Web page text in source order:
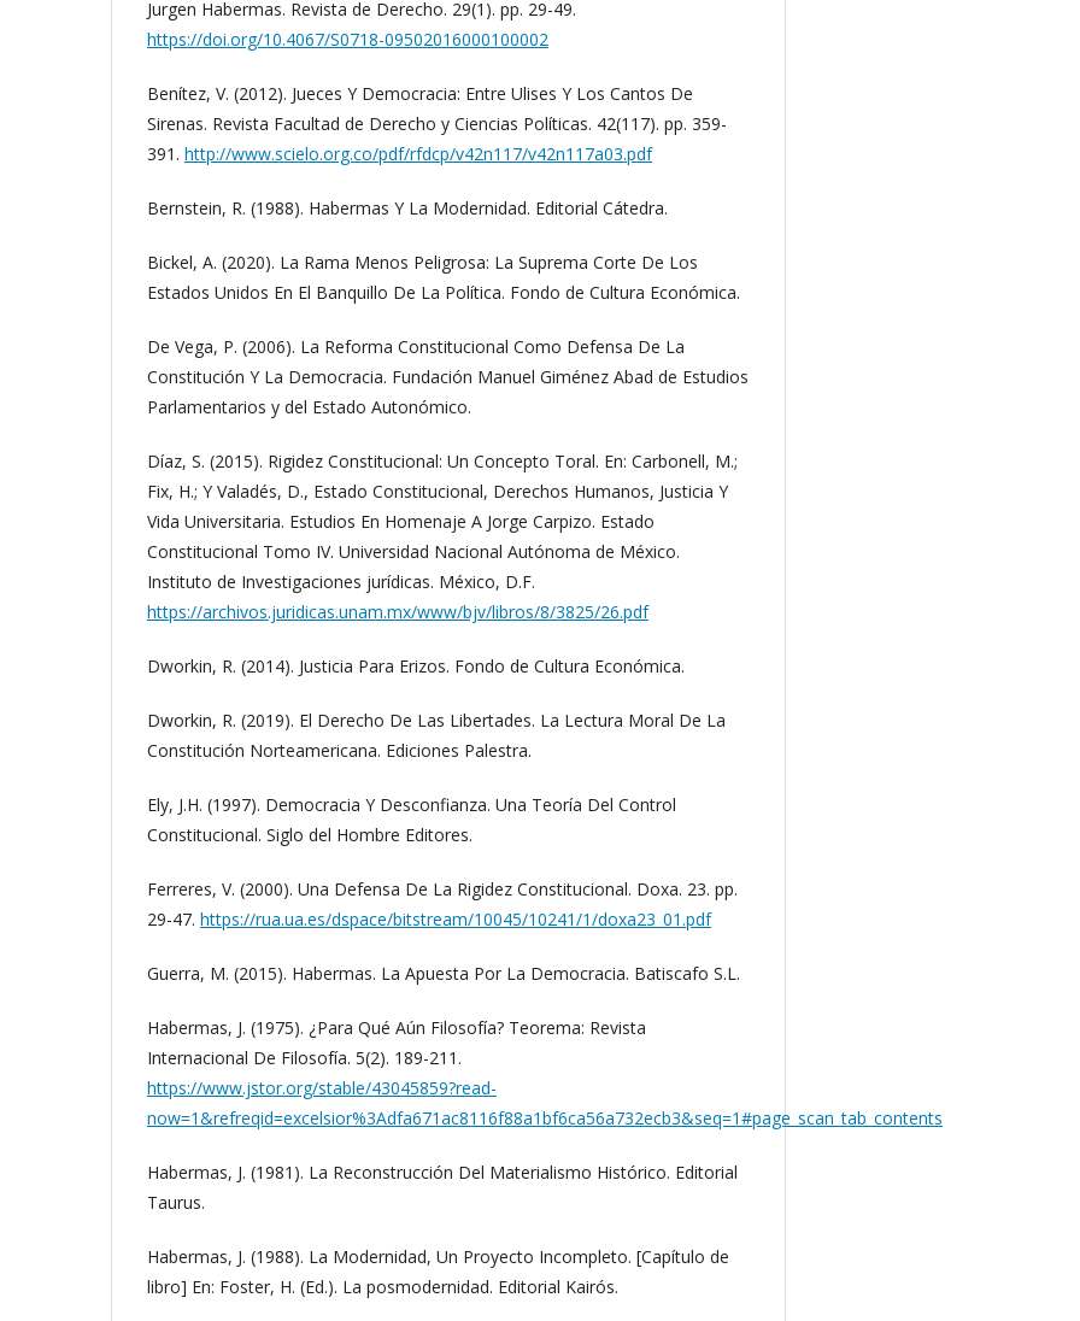
Jurgen Habermas. Revista de Derecho. 29(1). pp. 29-49.
https://doi.org/10.4067/S0718-09502016000100002
Benítez, V. (2012). Jueces Y Democracia: Entre Ulises Y Los Cantos De
Sirenas. Revista Facultad de Derecho y Ciencias Políticas. 42(117). pp. 359-
391. http://www.scielo.org.co/pdf/rfdcp/v42n117/v42n117a03.pdf
Bernstein, R. (1988). Habermas Y La Modernidad. Editorial Cátedra.
Bickel, A. (2020). La Rama Menos Peligrosa: La Suprema Corte De Los
Estados Unidos En El Banquillo De La Política. Fondo de Cultura Económica.
De Vega, P. (2006). La Reforma Constitucional Como Defensa De La
Constitución Y La Democracia. Fundación Manuel Giménez Abad de Estudios
Parlamentarios y del Estado Autonómico.
Díaz, S. (2015). Rigidez Constitucional: Un Concepto Toral. En: Carbonell, M.;
Fix, H.; Y Valadés, D., Estado Constitucional, Derechos Humanos, Justicia Y
Vida Universitaria. Estudios En Homenaje A Jorge Carpizo. Estado
Constitucional Tomo IV. Universidad Nacional Autónoma de México.
Instituto de Investigaciones jurídicas. México, D.F.
https://archivos.juridicas.unam.mx/www/bjv/libros/8/3825/26.pdf
Dworkin, R. (2014). Justicia Para Erizos. Fondo de Cultura Económica.
Dworkin, R. (2019). El Derecho De Las Libertades. La Lectura Moral De La
Constitución Norteamericana. Ediciones Palestra.
Ely, J.H. (1997). Democracia Y Desconfianza. Una Teoría Del Control
Constitucional. Siglo del Hombre Editores.
Ferreres, V. (2000). Una Defensa De La Rigidez Constitucional. Doxa. 23. pp.
29-47. https://rua.ua.es/dspace/bitstream/10045/10241/1/doxa23_01.pdf
Guerra, M. (2015). Habermas. La Apuesta Por La Democracia. Batiscafo S.L.
Habermas, J. (1975). ¿Para Qué Aún Filosofía? Teorema: Revista
Internacional De Filosofía. 5(2). 189-211.
https://www.jstor.org/stable/43045859?read-
now=1&refreqid=excelsior%3Adfa671ac8116f88a1bf6ca56a732ecb3&seq=1#page_scan_tab_contents
Habermas, J. (1981). La Reconstrucción Del Materialismo Histórico. Editorial
Taurus.
Habermas, J. (1988). La Modernidad, Un Proyecto Incompleto. [Capítulo de
libro] En: Foster, H. (Ed.). La posmodernidad. Editorial Kairós.